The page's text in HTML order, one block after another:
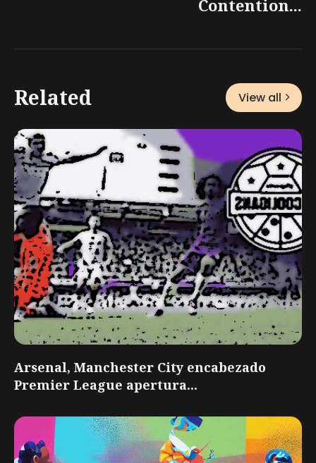
Contention...
Related View all
Arsenal, Manchester City encabezado
Premier League apertura...